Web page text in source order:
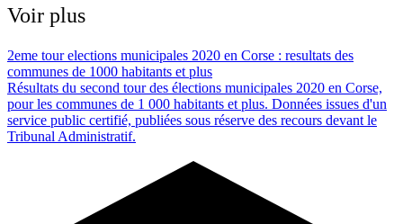
Voir plus
2eme tour elections municipales 2020 en Corse : resultats des
communes de 1000 habitants et plus
Résultats du second tour des élections municipales 2020 en Corse,
pour les communes de 1 000 habitants et plus. Données issues d'un
service public certifié, publiées sous réserve des recours devant le
Tribunal Administratif.